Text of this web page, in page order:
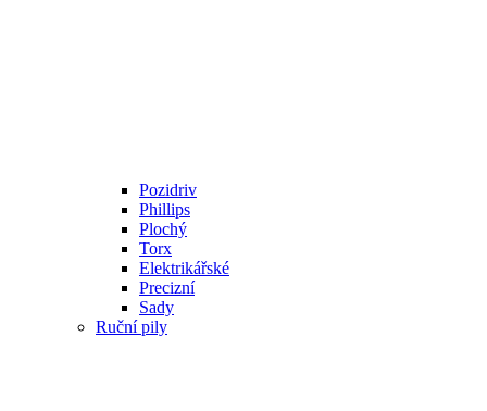
Pozidriv
Phillips
Plochý
Torx
Elektrikářské
Precizní
Sady
Ruční pily